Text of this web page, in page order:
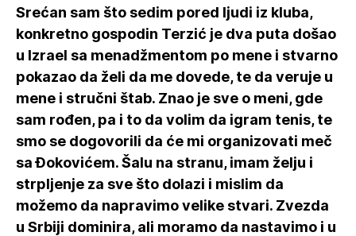
Srećan sam što sedim pored ljudi iz kluba,
konkretno gospodin Terzić je dva puta došao
u Izrael sa menadžmentom po mene i stvarno
pokazao da želi da me dovede, te da veruje u
mene i stručni štab. Znao je sve o meni, gde
sam rođen, pa i to da volim da igram tenis, te
smo se dogovorili da će mi organizovati meč
sa Đokovićem. Šalu na stranu, imam želju i
strpljenje za sve što dolazi i mislim da
možemo da napravimo velike stvari. Zvezda
u Srbiji dominira, ali moramo da nastavimo i u